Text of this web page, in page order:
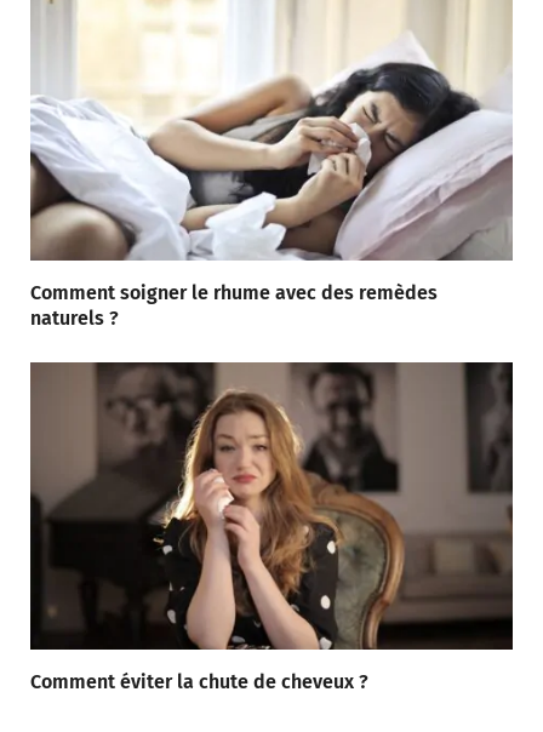
Comment soigner le rhume avec des remèdes
naturels ?
Comment éviter la chute de cheveux ?